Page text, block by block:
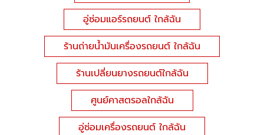
อู่ซ่อมแอร์รถยนต์ ใกล้ฉัน
ร้านถ่ายน้ำมันเครื่องรถยนต์ ใกล้ฉัน
ร้านเปลี่ยนยางรถยนต์ใกล้ฉัน
ศูนย์คาสตรอลใกล้ฉัน
อู่ซ่อมเครื่องรถยนต์ ใกล้ฉัน